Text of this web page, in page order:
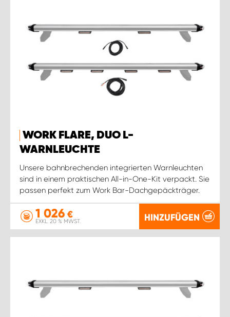
WORK FLARE, DUO L-
WARNLEUCHTE
Unsere bahnbrechenden integrierten Warnleuchten
sind in einem praktischen All-in-One-Kit verpackt. Sie
passen perfekt zum Work Bar-Dachgepäckträger.
1 026 €
EXKL. 20 % MWST. HINZUFÜGEN